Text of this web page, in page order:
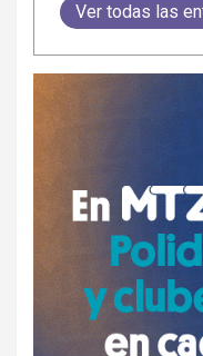
Ver todas las